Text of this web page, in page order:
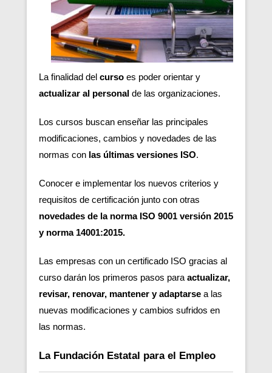
La finalidad del curso es poder orientar y
actualizar al personal de las organizaciones.
Los cursos buscan enseñar las principales
modificaciones, cambios y novedades de las
normas con las últimas versiones ISO.
Conocer e implementar los nuevos criterios y
requisitos de certificación junto con otras
novedades de la norma ISO 9001 versión 2015
y norma 14001:2015.
Las empresas con un certificado ISO gracias al
curso darán los primeros pasos para actualizar,
revisar, renovar, mantener y adaptarse a las
nuevas modificaciones y cambios sufridos en
las normas.
La Fundación Estatal para el Empleo